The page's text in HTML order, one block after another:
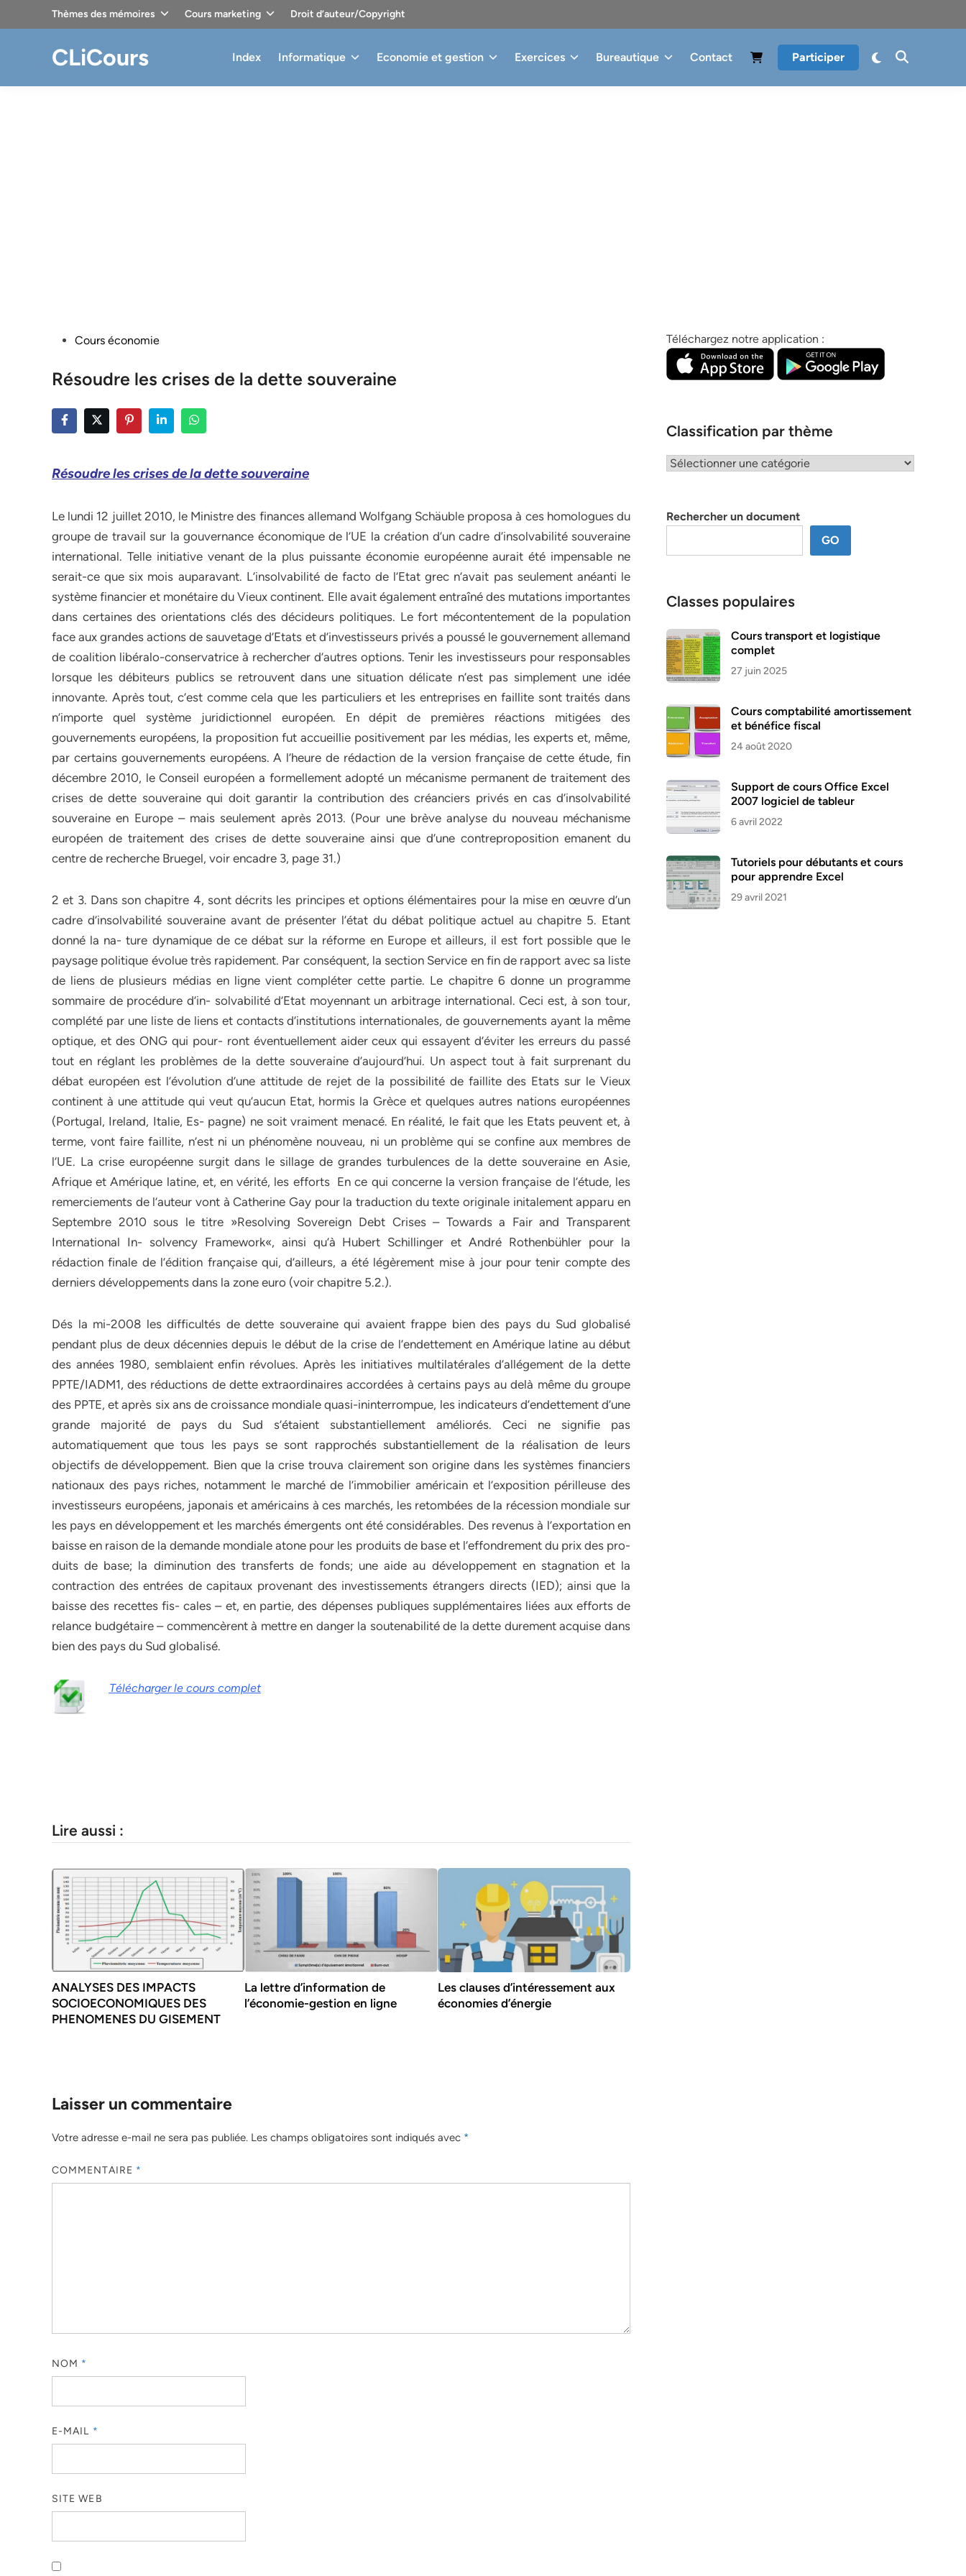
Thèmes des mémoires Cours marketing Droit d’auteur/Copyright
CLiCours Index Informatique Economie et gestion Exercices Bureautique Contact Participer
PostedCours économie
Résoudre les crises de la dette souveraine
Résoudre les crises de la dette souveraine
Le lundi 12 juillet 2010, le Ministre des finances allemand Wolfgang Schäuble proposa à ces homologues du
groupe de travail sur la gouvernance économique de l’UE la création d’un cadre d’insolvabilité souveraine
international. Telle initiative venant de la plus puissante économie européenne aurait été impensable ne
serait-ce que six mois auparavant. L’insolvabilité de facto de l’Etat grec n’avait pas seulement anéanti le
système financier et monétaire du Vieux continent. Elle avait également entraîné des mutations importantes
dans certaines des orientations clés des décideurs politiques. Le fort mécontentement de la population
face aux grandes actions de sauvetage d’Etats et d’investisseurs privés a poussé le gouvernement allemand
de coalition libéralo-conservatrice à rechercher d’autres options. Tenir les investisseurs pour responsables
lorsque les débiteurs publics se retrouvent dans une situation délicate n’est pas simplement une idée
innovante. Après tout, c’est comme cela que les particuliers et les entreprises en faillite sont traités dans
n’importe quel système juridictionnel européen. En dépit de premières réactions mitigées des
gouvernements européens, la proposition fut accueillie positivement par les médias, les experts et, même,
par certains gouvernements européens. A l’heure de rédaction de la version française de cette étude, fin
décembre 2010, le Conseil européen a formellement adopté un mécanisme permanent de traitement des
crises de dette souveraine qui doit garantir la contribution des créanciers privés en cas d’insolvabilité
souveraine en Europe – mais seulement après 2013. (Pour une brève analyse du nouveau méchanisme
européen de traitement des crises de dette souveraine ainsi que d’une contreproposition emanent du
centre de recherche Bruegel, voir encadre 3, page 31.)
2 et 3. Dans son chapitre 4, sont décrits les principes et options élémentaires pour la mise en œuvre d’un
cadre d’insolvabilité souveraine avant de présenter l’état du débat politique actuel au chapitre 5. Etant
donné la na- ture dynamique de ce débat sur la réforme en Europe et ailleurs, il est fort possible que le
paysage politique évolue très rapidement. Par conséquent, la section Service en fin de rapport avec sa liste
de liens de plusieurs médias en ligne vient compléter cette partie. Le chapitre 6 donne un programme
sommaire de procédure d’in- solvabilité d’Etat moyennant un arbitrage international. Ceci est, à son tour,
complété par une liste de liens et contacts d’institutions internationales, de gouvernements ayant la même
optique, et des ONG qui pour- ront éventuellement aider ceux qui essayent d’éviter les erreurs du passé
tout en réglant les problèmes de la dette souveraine d’aujourd’hui. Un aspect tout à fait surprenant du
débat européen est l’évolution d’une attitude de rejet de la possibilité de faillite des Etats sur le Vieux
continent à une attitude qui veut qu’aucun Etat, hormis la Grèce et quelques autres nations européennes
(Portugal, Ireland, Italie, Es- pagne) ne soit vraiment menacé. En réalité, le fait que les Etats peuvent et, à
terme, vont faire faillite, n’est ni un phénomène nouveau, ni un problème qui se confine aux membres de
l’UE. La crise européenne surgit dans le sillage de grandes turbulences de la dette souveraine en Asie,
Afrique et Amérique latine, et, en vérité, les efforts En ce qui concerne la version française de l’étude, les
remerciements de l’auteur vont à Catherine Gay pour la traduction du texte originale initalement apparu en
Septembre 2010 sous le titre »Resolving Sovereign Debt Crises – Towards a Fair and Transparent
International In- solvency Framework«, ainsi qu’à Hubert Schillinger et André Rothenbühler pour la
rédaction finale de l’édition française qui, d’ailleurs, a été légèrement mise à jour pour tenir compte des
derniers développements dans la zone euro (voir chapitre 5.2.).
Dés la mi-2008 les difficultés de dette souveraine qui avaient frappe bien des pays du Sud globalisé
pendant plus de deux décennies depuis le début de la crise de l’endettement en Amérique latine au début
des années 1980, semblaient enfin révolues. Après les initiatives multilatérales d’allégement de la dette
PPTE/IADM1, des réductions de dette extraordinaires accordées à certains pays au delà même du groupe
des PPTE, et après six ans de croissance mondiale quasi-ininterrompue, les indicateurs d’endettement d’une
grande majorité de pays du Sud s’étaient substantiellement améliorés. Ceci ne signifie pas
automatiquement que tous les pays se sont rapprochés substantiellement de la réalisation de leurs
objectifs de développement. Bien que la crise trouva clairement son origine dans les systèmes financiers
nationaux des pays riches, notamment le marché de l’immobilier américain et l’exposition périlleuse des
investisseurs européens, japonais et américains à ces marchés, les retombées de la récession mondiale sur
les pays en développement et les marchés émergents ont été considérables. Des revenus à l’exportation en
baisse en raison de la demande mondiale atone pour les produits de base et l’effondrement du prix des pro-
duits de base; la diminution des transferts de fonds; une aide au développement en stagnation et la
contraction des entrées de capitaux provenant des investissements étrangers directs (IED); ainsi que la
baisse des recettes fis- cales – et, en partie, des dépenses publiques supplémentaires liées aux efforts de
relance budgétaire – commencèrent à mettre en danger la soutenabilité de la dette durement acquise dans
bien des pays du Sud globalisé.
Télécharger le cours complet
Lire aussi :
ANALYSES DES IMPACTS
SOCIOECONOMIQUES DES
PHENOMENES DU GISEMENT
La lettre d’information de
l’économie-gestion en ligne
Les clauses d’intéressement aux
économies d’énergie
Laisser un commentaire
Votre adresse e-mail ne sera pas publiée. Les champs obligatoires sont indiqués avec *
COMMENTAIRE *
NOM *
E-MAIL *
SITE WEB
Téléchargez notre application :
Classification par thème
Classification
Rechercher un document
GO
Classes populaires
Cours transport et logistique
complet
27 juin 2025
Cours comptabilité amortissement
et bénéfice fiscal
24 août 2020
Support de cours Office Excel
2007 logiciel de tableur
6 avril 2022
Tutoriels pour débutants et cours
pour apprendre Excel
29 avril 2021